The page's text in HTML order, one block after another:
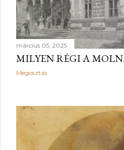
március 05, 2025
MILYEN RÉGI A
Megosztás